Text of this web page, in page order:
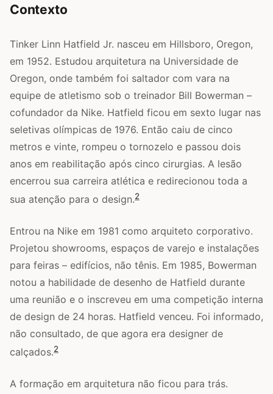
Contexto
Tinker Linn Hatfield Jr. nasceu em Hillsboro, Oregon,
em 1952. Estudou arquitetura na Universidade de
Oregon, onde também foi saltador com vara na
equipe de atletismo sob o treinador Bill Bowerman –
cofundador da Nike. Hatfield ficou em sexto lugar nas
seletivas olímpicas de 1976. Então caiu de cinco
metros e vinte, rompeu o tornozelo e passou dois
anos em reabilitação após cinco cirurgias. A lesão
encerrou sua carreira atlética e redirecionou toda a
sua atenção para o design.2
Entrou na Nike em 1981 como arquiteto corporativo.
Projetou showrooms, espaços de varejo e instalações
para feiras – edifícios, não tênis. Em 1985, Bowerman
notou a habilidade de desenho de Hatfield durante
uma reunião e o inscreveu em uma competição interna
de design de 24 horas. Hatfield venceu. Foi informado,
não consultado, de que agora era designer de
calçados.2
A formação em arquitetura não ficou para trás.